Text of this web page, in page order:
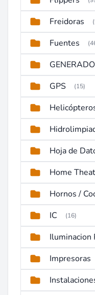
Freidoras
Fuentes
GPS (15)
Hoja de
Home
Hornos /
IC (16)
Iluminacion
Impresoras